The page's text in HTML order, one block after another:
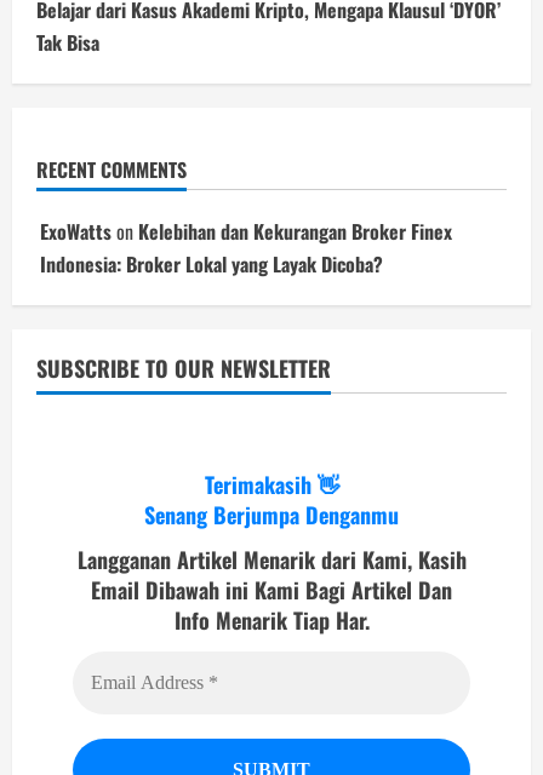
Belajar dari Kasus Akademi Kripto, Mengapa Klausul ‘DYOR’
Tak Bisa
RECENT COMMENTS
ExoWattson Kelebihan dan Kekurangan Broker Finex
Indonesia: Broker Lokal yang Layak Dicoba?
SUBSCRIBE TO OUR NEWSLETTER
Terimakasih 👋
Senang Berjumpa Denganmu
Langganan Artikel Menarik dari Kami, Kasih
Email Dibawah ini Kami Bagi Artikel Dan
Info Menarik Tiap Har.